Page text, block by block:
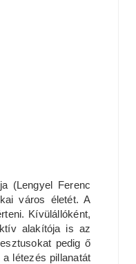
(Lengyel Ferenc
város életét. A
Kívülállóként,
alakítója is az
pedig ő
létezés pillanatát